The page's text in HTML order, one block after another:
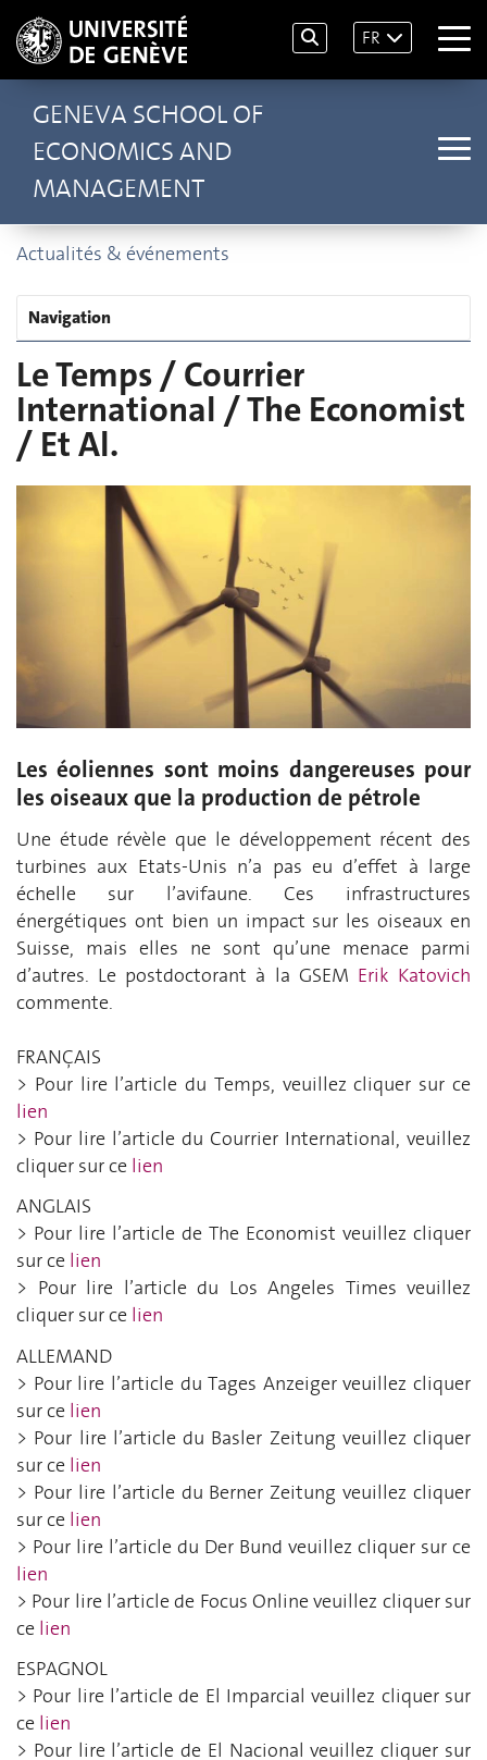
FR
GENEVA SCHOOL OF
ECONOMICS AND
MANAGEMENT
Actualités & événements
Navigation
Le Temps / Courrier
International / The Economist
/ Et Al.
Les éoliennes sont moins dangereuses pour
les oiseaux que la production de pétrole
Une étude révèle que le développement récent des
turbines aux Etats-Unis n’a pas eu d’effet à large
échelle sur l’avifaune. Ces infrastructures
énergétiques ont bien un impact sur les oiseaux en
Suisse, mais elles ne sont qu’une menace parmi
d’autres. Le postdoctorant à la GSEM Erik Katovich
commente.
FRANÇAIS
> Pour lire l’article du Temps, veuillez cliquer sur ce
lien
> Pour lire l’article du Courrier International, veuillez
cliquer sur ce lien
ANGLAIS
> Pour lire l’article de The Economist veuillez cliquer
sur ce lien
> Pour lire l’article du Los Angeles Times veuillez
cliquer sur ce lien
ALLEMAND
> Pour lire l’article du Tages Anzeiger veuillez cliquer
sur ce lien
> Pour lire l’article du Basler Zeitung veuillez cliquer
sur ce lien
> Pour lire l’article du Berner Zeitung veuillez cliquer
sur ce lien
> Pour lire l’article du Der Bund veuillez cliquer sur ce
lien
> Pour lire l’article de Focus Online veuillez cliquer sur
ce lien
ESPAGNOL
> Pour lire l’article de El Imparcial veuillez cliquer sur
ce lien
> Pour lire l’article de El Nacional veuillez cliquer sur